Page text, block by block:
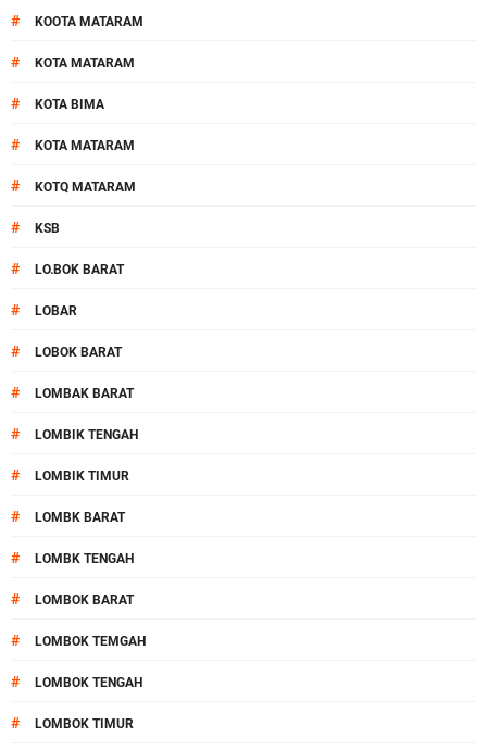
# KOOTA MATARAM
# KOTA MATARAM
# KOTA BIMA
# KOTA MATARAM
# KOTQ MATARAM
# KSB
# LO.BOK BARAT
# LOBAR
# LOBOK BARAT
# LOMBAK BARAT
# LOMBIK TENGAH
# LOMBIK TIMUR
# LOMBK BARAT
# LOMBK TENGAH
# LOMBOK BARAT
# LOMBOK TEMGAH
# LOMBOK TENGAH
# LOMBOK TIMUR